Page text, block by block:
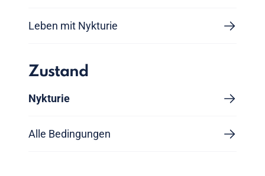
Leben mit Nykturie
Zustand
Nykturie
Alle Bedingungen